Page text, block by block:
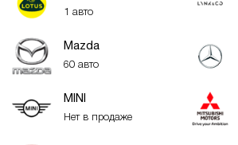
1 авто
Mazda
60 авто
MINI
Нет в продаже